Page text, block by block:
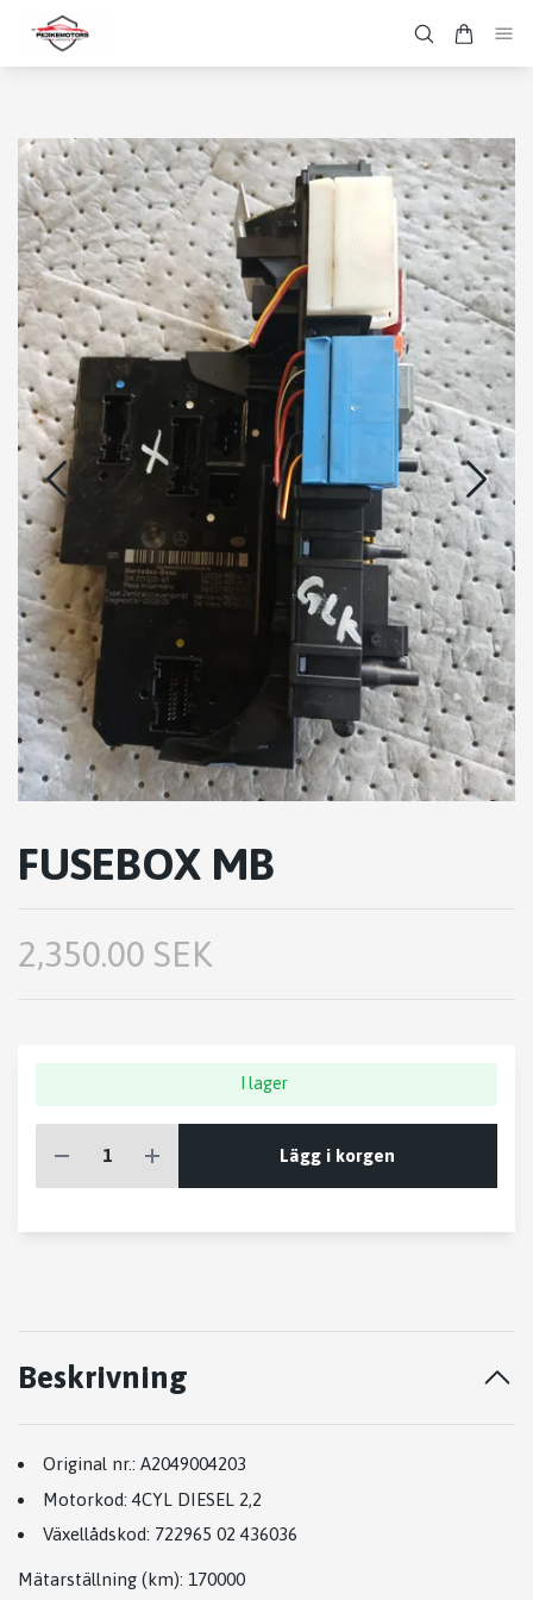
FUSEBOX MB
2,350.00 SEK
I lager
Lägg i korgen
Beskrivning
Original nr.: A2049004203
Motorkod: 4CYL DIESEL 2,2
Växellådskod: 722965 02 436036
Mätarställning (km): 170000